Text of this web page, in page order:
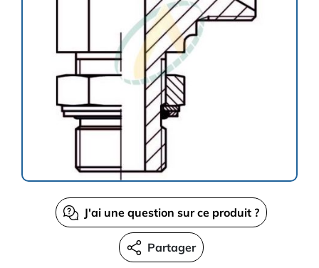
J'ai une question sur ce produit ?
Partager